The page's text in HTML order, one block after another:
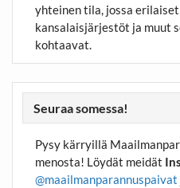
yhteinen tila, jossa erilaiset
kansalaisjärjestöt ja muut
kohtaavat.
Seuraa somessa!
Pysy kärryillä
menosta! Löydät meidät
@maailmanparannuspaivat